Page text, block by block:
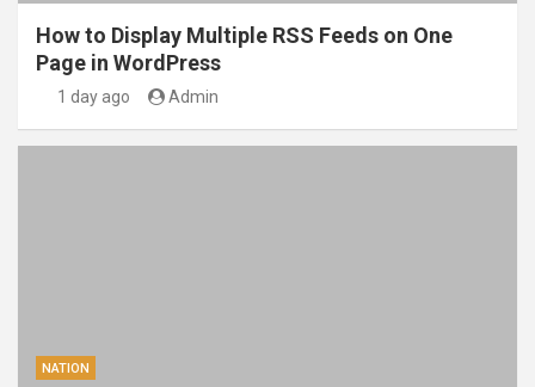
How to Display Multiple RSS Feeds on One
Page in WordPress
1 day ago Admin
NATION